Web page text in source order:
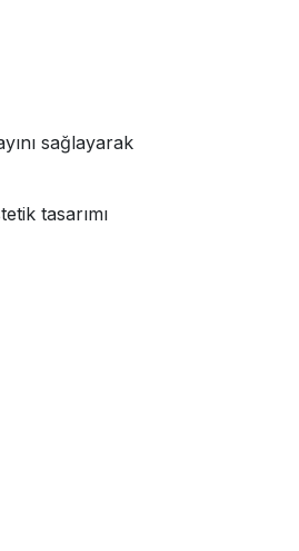
sağlayarak
tasarımı